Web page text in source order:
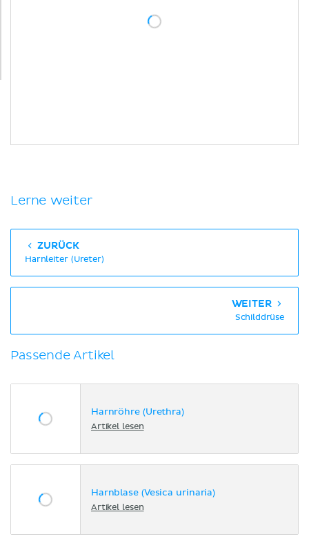
Lerne weiter
ZURÜCK
Harnleiter (Ureter)
WEITER
Schilddrüse
Passende Artikel
Harnröhre (Urethra)
Artikel lesen
Harnblase (Vesica urinaria)
Artikel lesen